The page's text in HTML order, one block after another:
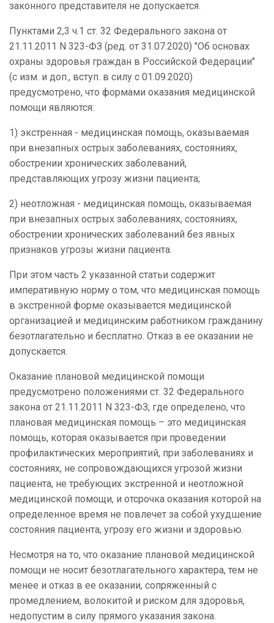
законного представителя не допускается.
Пунктами 2,3 ч.1 ст. 32 Федерального закона от
21.11.2011 N 323-ФЗ (ред. от 31.07.2020) "Об основах
охраны здоровья граждан в Российской Федерации"
(с изм. и доп., вступ. в силу с 01.09.2020)
предусмотрено, что формами оказания медицинской
помощи являются:
1) экстренная - медицинская помощь, оказываемая
при внезапных острых заболеваниях, состояниях,
обострении хронических заболеваний,
представляющих угрозу жизни пациента;
2) неотложная - медицинская помощь, оказываемая
при внезапных острых заболеваниях, состояниях,
обострении хронических заболеваний без явных
признаков угрозы жизни пациента.
При этом часть 2 указанной статьи содержит
императивную норму о том, что медицинская помощь
в экстренной форме оказывается медицинской
организацией и медицинским работником гражданину
безотлагательно и бесплатно. Отказ в ее оказании не
допускается.
Оказание плановой медицинской помощи
предусмотрено положениями ст. 32 Федерального
закона от 21.11.2011 N 323-ФЗ, где определено, что
плановая медицинская помощь – это медицинская
помощь, которая оказывается при проведении
профилактических мероприятий, при заболеваниях и
состояниях, не сопровождающихся угрозой жизни
пациента, не требующих экстренной и неотложной
медицинской помощи, и отсрочка оказания которой на
определенное время не повлечет за собой ухудшение
состояния пациента, угрозу его жизни и здоровью.
Несмотря на то, что оказание плановой медицинской
помощи не носит безотлагательного характера, тем не
менее и отказ в ее оказании, сопряженный с
промедлением, волокитой и риском для здоровья,
недопустим в силу прямого указания закона.